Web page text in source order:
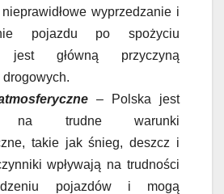
wyprzedzanie i
pojazdu po spożyciu
jest główną przyczyną
– Polska jest
na trudne warunki
takie jak śnieg, deszcz i
wpływają na trudności
pojazdów i mogą